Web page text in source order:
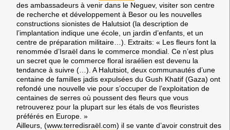
des ambassadeurs à venir dans le Neguev, visiter son centre
de recherche et développement à Besor ou les nouvelles
constructions sionistes de Halutsiot (la description de
l’implantation indique une école, un jardin d’enfants, et un
centre de préparation militaire…). Extraits: « Les fleurs font la
renommée d’Israël dans le commerce mondial. Ce n’est plus
un secret que le commerce floral israélien est devenu la
tendance à suivre (…). A Halutsiot, deux communautés d’une
centaine de familles jadis expulsées du Gush Khatif (Gaza) ont
refondé une nouvelle vie pour s’occuper de l’exploitation de
centaines de serres où poussent des fleurs que vous
retrouverez pour la plupart sur les étals de vos fleuristes
préférés en Europe. »
Ailleurs, (www.terredisraël.com) il se vante d’avoir construit des